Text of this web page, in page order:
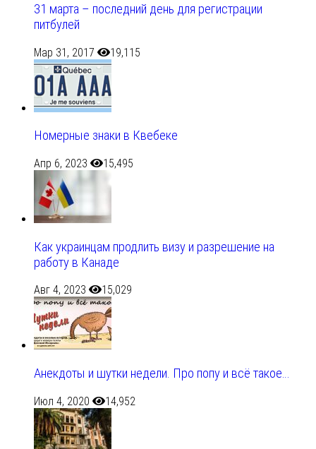
31 марта – последний день для регистрации
питбулей
Мар 31, 2017 19,115
Номерные знаки в Квебеке
Апр 6, 2023 15,495
Как украинцам продлить визу и разрешение на
работу в Канаде
Авг 4, 2023 15,029
Анекдоты и шутки недели. Про попу и всё такое…
Июл 4, 2020 14,952